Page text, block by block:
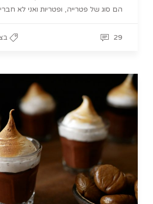
הם סוג של פטרייה, ופטריות ואני לא
29